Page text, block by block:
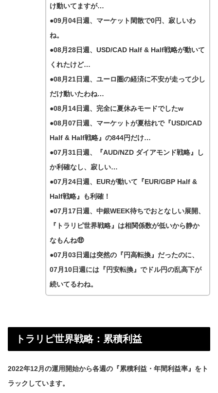
け動いてますが…
●09月04日週、マーケット閑散で0円、寂しいわ
ね。
●08月28日週、USD/CAD Half & Half戦略が動いて
くれたけど…
●08月21日週、ユーロ圏の経済に不安が走って少し
だけ動いたわね…
●08月14日週、完全に夏休みモードでしたw
●08月07日週、マーケットが夏枯れで『USD/CAD
Half & Half戦略』の844円だけ…
●07月31日週、『AUD/NZD ダイアモンド戦略』し
か利確なし、寂しい…
●07月24日週、EURが動いて『EUR/GBP Half &
Half戦略』も利確！
●07月17日週、中銀WEEK待ちでおとなしい展開、
『トラリピ世界戦略』は相関係数が低いから静か
なもんね🤑
●07月03日週は突然の『円高転換』だったのに、
07月10日週には『円安転換』でドル円の乱高下が
続いてるわね。
トラリピ世界戦略：累積利益
2022年12月の運用開始から各週の『累積利益・年間利益率』をト
ラックしています。